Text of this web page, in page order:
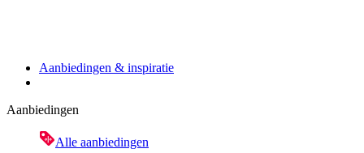
Aanbiedingen & inspiratie
Aanbiedingen
Alle aanbiedingen